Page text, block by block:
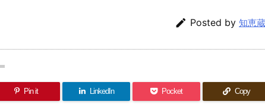
 Posted by 知恵蔵
Pin it LinkedIn Pocket Copy